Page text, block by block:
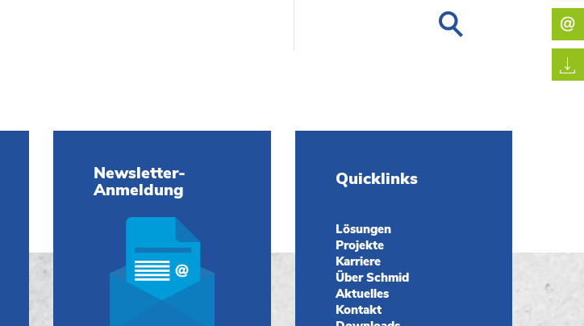
Newsletter-
Anmeldung
Quicklinks
Lösungen
Projekte
Karriere
Über Schmid
Aktuelles
Kontakt